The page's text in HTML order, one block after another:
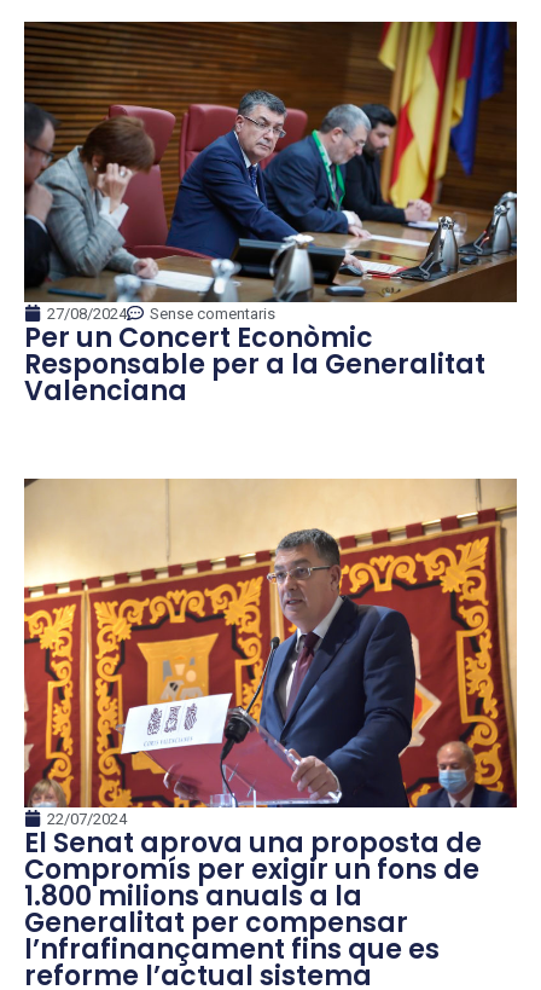
27/08/2024 Sense comentaris
Per un Concert Econòmic
Responsable per a la Generalitat
Valenciana
22/07/2024
El Senat aprova una proposta de
Compromís per exigir un fons de
1.800 milions anuals a la
Generalitat per compensar
l’nfrafinançament fins que es
reforme l’actual sistema